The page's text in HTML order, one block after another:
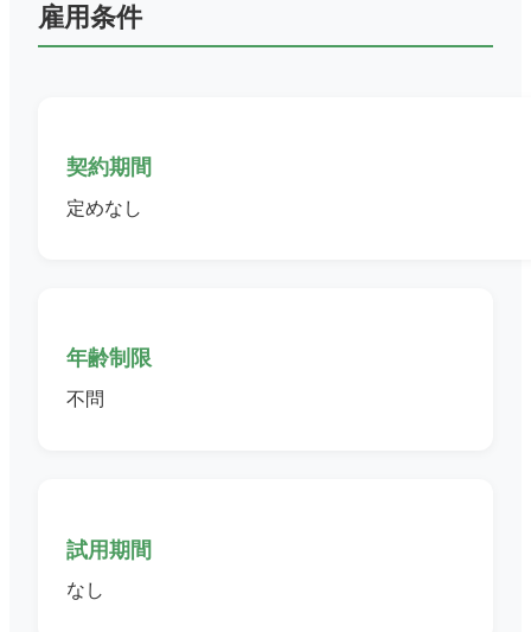
雇用条件
契約期間
定めなし
年齢制限
不問
試用期間
なし